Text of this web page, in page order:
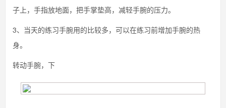
子上，手指放地面，把手掌垫高，减轻手腕的压力。
3、当天的练习手腕用的比较多，可以在练习前增加手腕的热
身。
转动手腕，下